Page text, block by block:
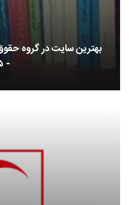
بهترین سایت در گروه
- ۱۳۹۵